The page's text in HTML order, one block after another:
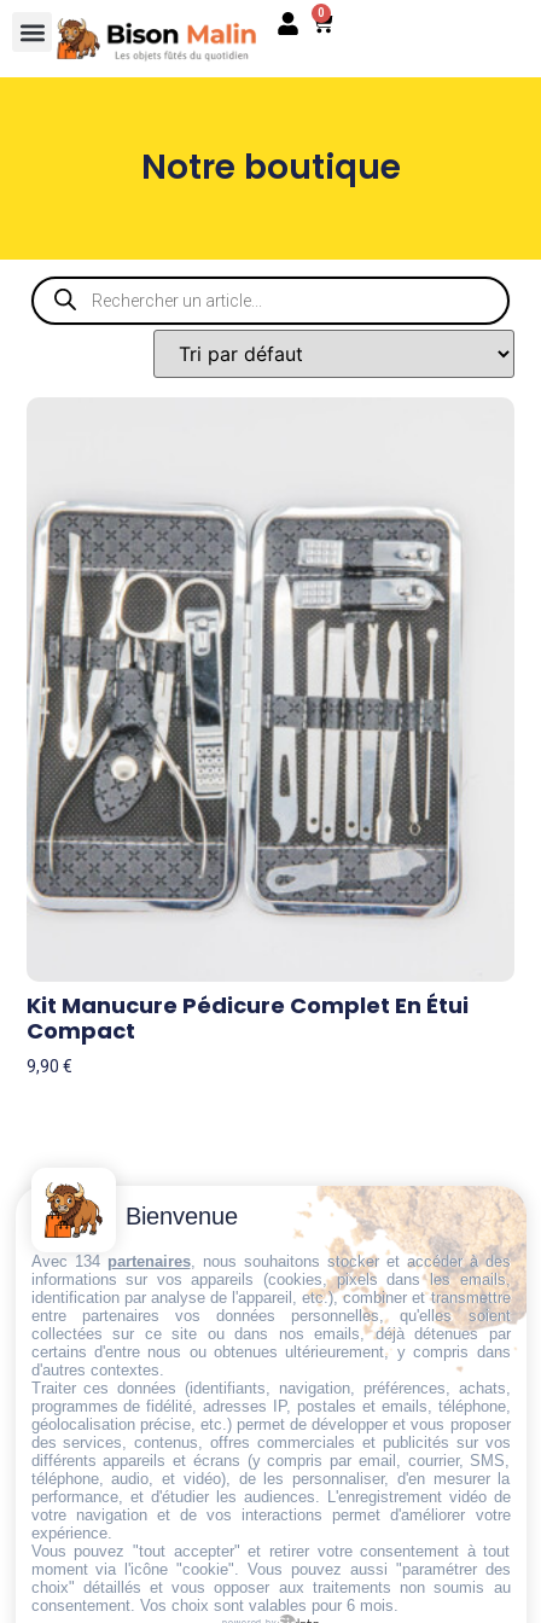
0
Notre boutique
Kit Manucure Pédicure Complet En Étui
Compact
9,90€
Trouvez ce qu'il vous faut,
au bon endroit
Conditions
générales
de vente
Politique de
cookies
Politique de
confidentialité
Mentions
légales
Conditions de
retour et de
remboursement
Droit de
rétractation
Contactez-
Nous
Email:
dt@sasbms.fr
Bienvenue
Avec 134 partenaires, nous souhaitons stocker et accéder à des
informations sur vos appareils (cookies, pixels dans les emails,
identification par analyse de l'appareil, etc.), combiner et transmettre
entre partenaires vos données personnelles, qu'elles soient
collectées sur ce site ou dans nos emails, déjà détenues par
certains d'entre nous ou obtenues ultérieurement, y compris dans
d'autres contextes.
Traiter ces données (identifiants, navigation, préférences, achats,
programmes de fidélité, adresses IP, postales et emails, téléphone,
géolocalisation précise, etc.) permet de développer et vous proposer
des services, contenus, offres commerciales et publicités sur vos
différents appareils et écrans (y compris par email, courrier, SMS,
téléphone, audio, et vidéo), de les personnaliser, d'en mesurer la
performance, et d'étudier les audiences. L'enregistrement vidéo de
votre navigation et de vos interactions permet d'améliorer votre
expérience.
Vous pouvez "tout accepter" et retirer votre consentement à tout
moment via l'icône "cookie" . Vous pouvez aussi "paramétrer des
choix" détaillés et vous opposer aux traitements non soumis au
consentement. Vos choix sont valables pour 6 mois.